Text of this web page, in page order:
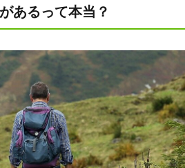
あるって本当？